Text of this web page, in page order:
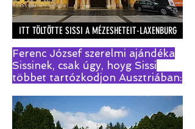
ITT TÖLTÖTTE SISSI A MÉZESHETEIT-LAXENBURG
Ferenc József szerelmi ajándéka
Sissinek, csak úgy, hoyg Sissi
többet tartózkodjon Ausztriában: